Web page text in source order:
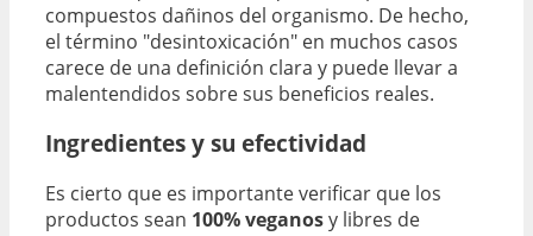
compuestos dañinos del organismo. De hecho,
el término "desintoxicación" en muchos casos
carece de una definición clara y puede llevar a
malentendidos sobre sus beneficios reales.
Ingredientes y su efectividad
Es cierto que es importante verificar que los
productos sean 100% veganosy libres de